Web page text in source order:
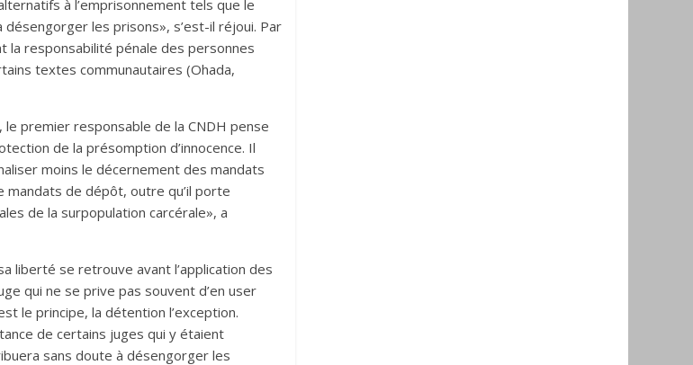
à l’emprisonnement tels que le
les prisons», s’est-il réjoui. Par
la responsabilité pénale des personnes
textes communautaires (Ohada,
premier responsable de la CNDH pense
de la présomption d’innocence. Il
moins le décernement des mandats
de dépôt, outre qu’il porte
de la surpopulation carcérale», a
liberté se retrouve avant l’application des
qui ne se prive pas souvent d’en user
le principe, la détention l’exception.
de certains juges qui y étaient
sans doute à désengorger les